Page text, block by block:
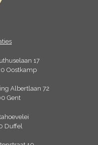
17
Oostkamp
Albertlaan 72
Gent
Duffel